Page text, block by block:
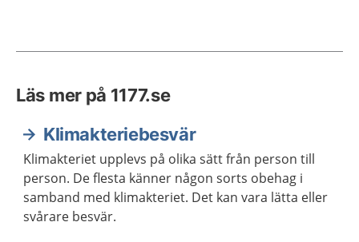
Läs mer på 1177.se
Klimakteriebesvär
Klimakteriet upplevs på olika sätt från person till
person. De flesta känner någon sorts obehag i
samband med klimakteriet. Det kan vara lätta eller
svårare besvär.